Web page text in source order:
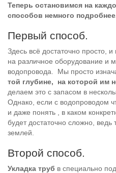
Теперь остановимся на
способов немного
Первый способ.
Здесь всё достаточно просто,
на различное оборудование и
водопровода. Мы просто
той глубине, на которой им
делаем это с запасом в
Однако, если с водопроводом
и даже понять , в каком
будет достаточно сложно, ведь
землей.
Второй способ.
Укладка труб в специально